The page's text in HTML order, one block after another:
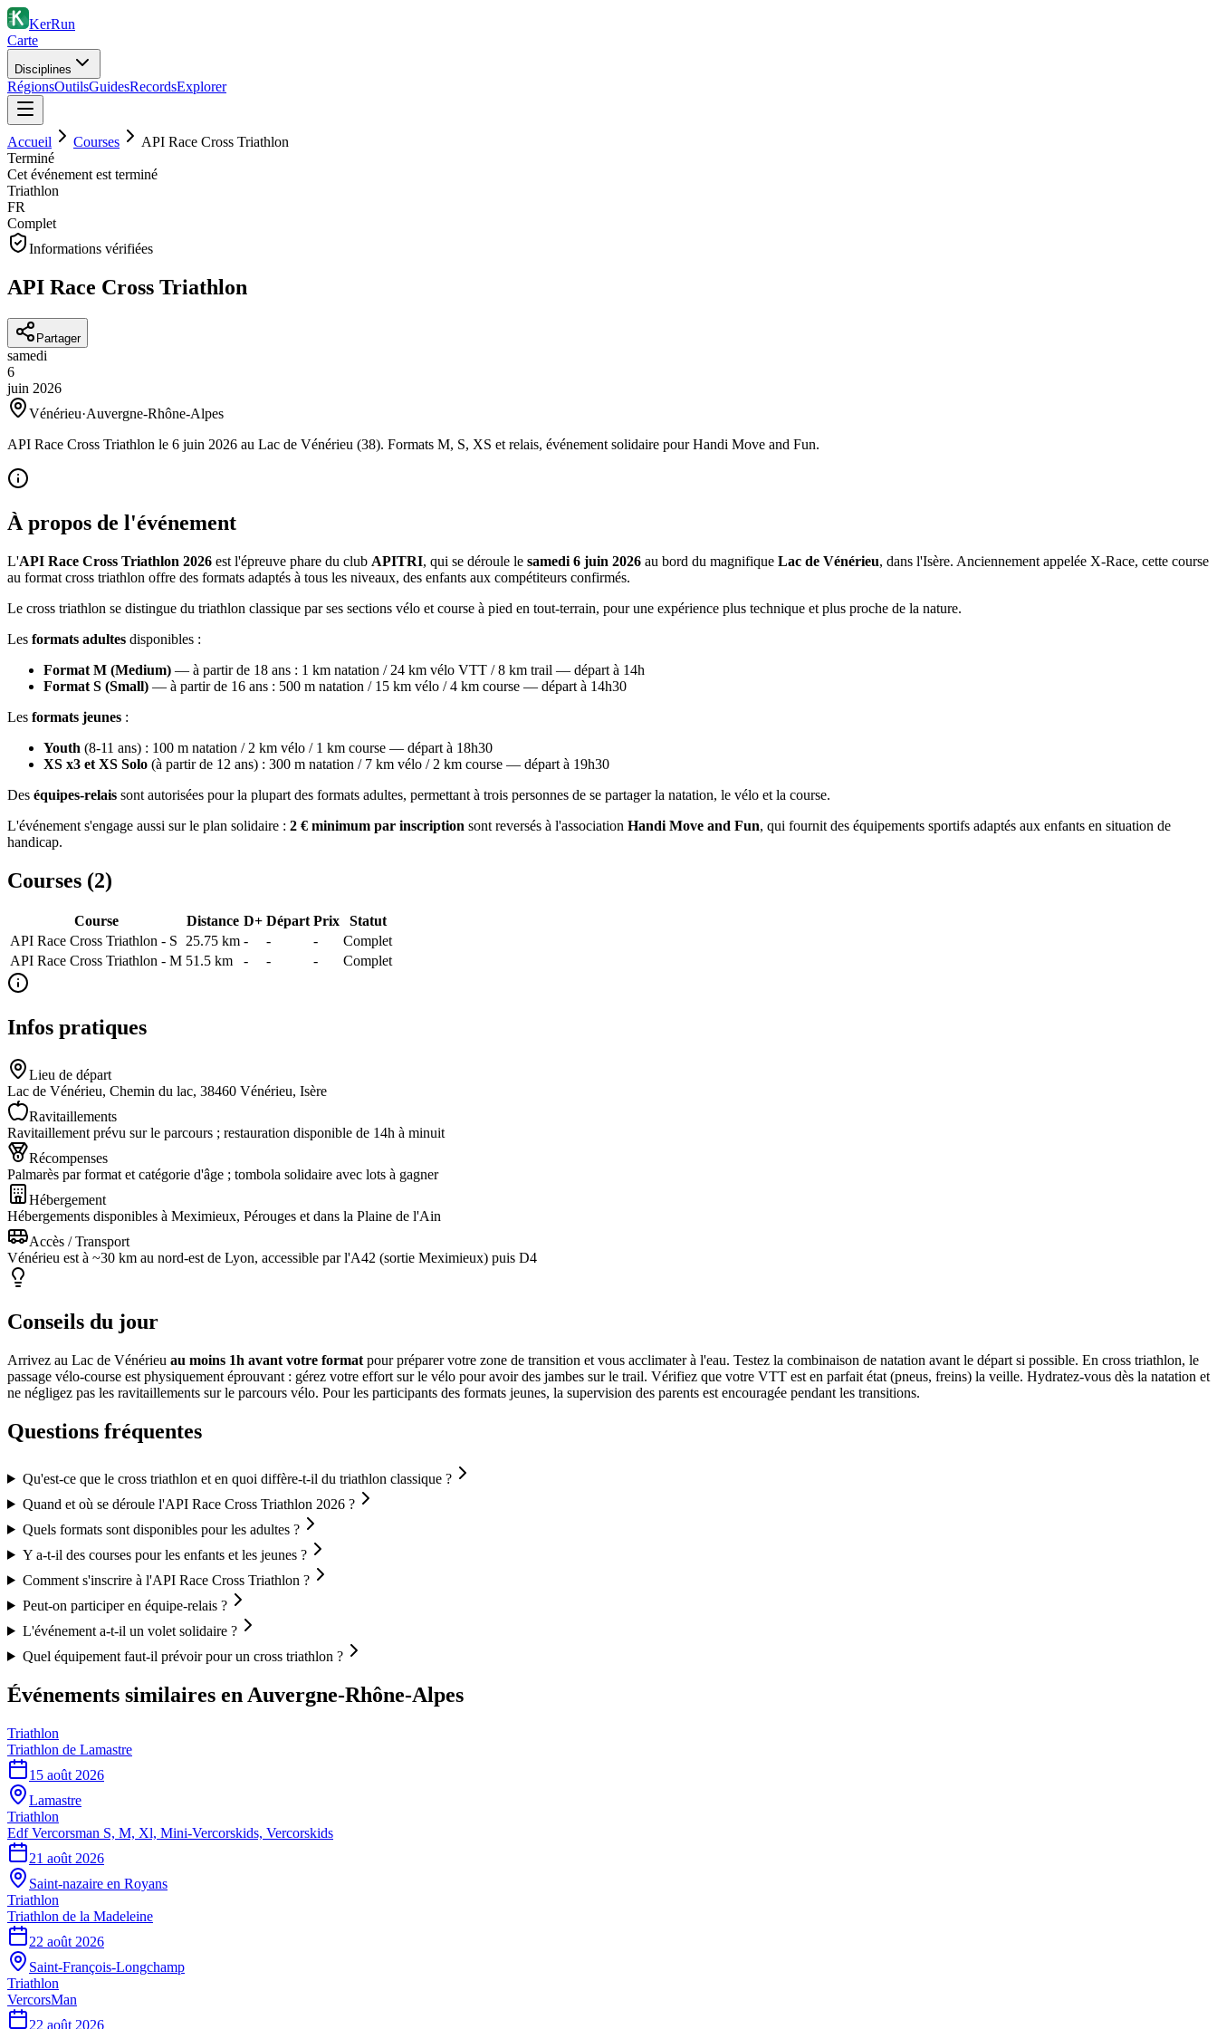
KerRun
Carte
Disciplines
RégionsOutilsGuidesRecordsExplorer
Accueil Courses
API Race Cross Triathlon
Terminé
Cet événement est terminé
Triathlon
FR
Complet
Informations vérifiées
API Race Cross Triathlon
Partager
samedi
6
juin 2026
Vénérieu·Auvergne-Rhône-Alpes
API Race Cross Triathlon le 6 juin 2026 au Lac de Vénérieu (38). Formats M, S, XS et relais, événement solidaire pour Handi Move and Fun.
À propos de l'événement
L'API Race Cross Triathlon 2026 est l'épreuve phare du club APITRI, qui se déroule le samedi 6 juin 2026 au bord du magnifique Lac de Vénérieu, dans l'Isère. Anciennement appelée X-Race, cette course
au format cross triathlon offre des formats adaptés à tous les niveaux, des enfants aux compétiteurs confirmés.
Le cross triathlon se distingue du triathlon classique par ses sections vélo et course à pied en tout-terrain, pour une expérience plus technique et plus proche de la nature.
Les formats adultes disponibles :
Format M (Medium) — à partir de 18 ans : 1 km natation / 24 km vélo VTT / 8 km trail — départ à 14h
Format S (Small) — à partir de 16 ans : 500 m natation / 15 km vélo / 4 km course — départ à 14h30
Les formats jeunes :
Youth (8-11 ans) : 100 m natation / 2 km vélo / 1 km course — départ à 18h30
XS x3 et XS Solo (à partir de 12 ans) : 300 m natation / 7 km vélo / 2 km course — départ à 19h30
Des équipes-relais sont autorisées pour la plupart des formats adultes, permettant à trois personnes de se partager la natation, le vélo et la course.
L'événement s'engage aussi sur le plan solidaire : 2 € minimum par inscription sont reversés à l'association Handi Move and Fun, qui fournit des équipements sportifs adaptés aux enfants en situation de
handicap.
Courses (2)
Course Distance D+ Départ Prix
Statut
API Race Cross Triathlon - S 25.75 km - - -
Complet
API Race Cross Triathlon - M 51.5 km - - - Complet
Infos pratiques
Lieu de départ
Lac de Vénérieu, Chemin du lac, 38460 Vénérieu, Isère
Ravitaillements
Ravitaillement prévu sur le parcours ; restauration disponible de 14h à minuit
Récompenses
Palmarès par format et catégorie d'âge ; tombola solidaire avec lots à gagner
Hébergement
Hébergements disponibles à Meximieux, Pérouges et dans la Plaine de l'Ain
Accès / Transport
Vénérieu est à ~30 km au nord-est de Lyon, accessible par l'A42 (sortie Meximieux) puis D4
Conseils du jour
Arrivez au Lac de Vénérieu au moins 1h avant votre format pour préparer votre zone de transition et vous acclimater à l'eau. Testez la combinaison de natation avant le départ si possible. En cross triathlon, le
passage vélo-course est physiquement éprouvant : gérez votre effort sur le vélo pour avoir des jambes sur le trail. Vérifiez que votre VTT est en parfait état (pneus, freins) la veille. Hydratez-vous dès la natation et
ne négligez pas les ravitaillements sur le parcours vélo. Pour les participants des formats jeunes, la supervision des parents est encouragée pendant les transitions.
Questions fréquentes
Qu'est-ce que le cross triathlon et en quoi diffère-t-il du triathlon classique ?
Quand et où se déroule l'API Race Cross Triathlon 2026 ?
Quels formats sont disponibles pour les adultes ?
Y a-t-il des courses pour les enfants et les jeunes ?
Comment s'inscrire à l'API Race Cross Triathlon ?
Peut-on participer en équipe-relais ?
L'événement a-t-il un volet solidaire ?
Quel équipement faut-il prévoir pour un cross triathlon ?
Événements similaires en Auvergne-Rhône-Alpes
Triathlon
Triathlon de Lamastre
15 août 2026
Lamastre
Triathlon
Edf Vercorsman S, M, Xl, Mini-Vercorskids, Vercorskids
21 août 2026
Saint-nazaire en Royans
Triathlon
Triathlon de la Madeleine
22 août 2026
Saint-François-Longchamp
Triathlon
VercorsMan
22 août 2026